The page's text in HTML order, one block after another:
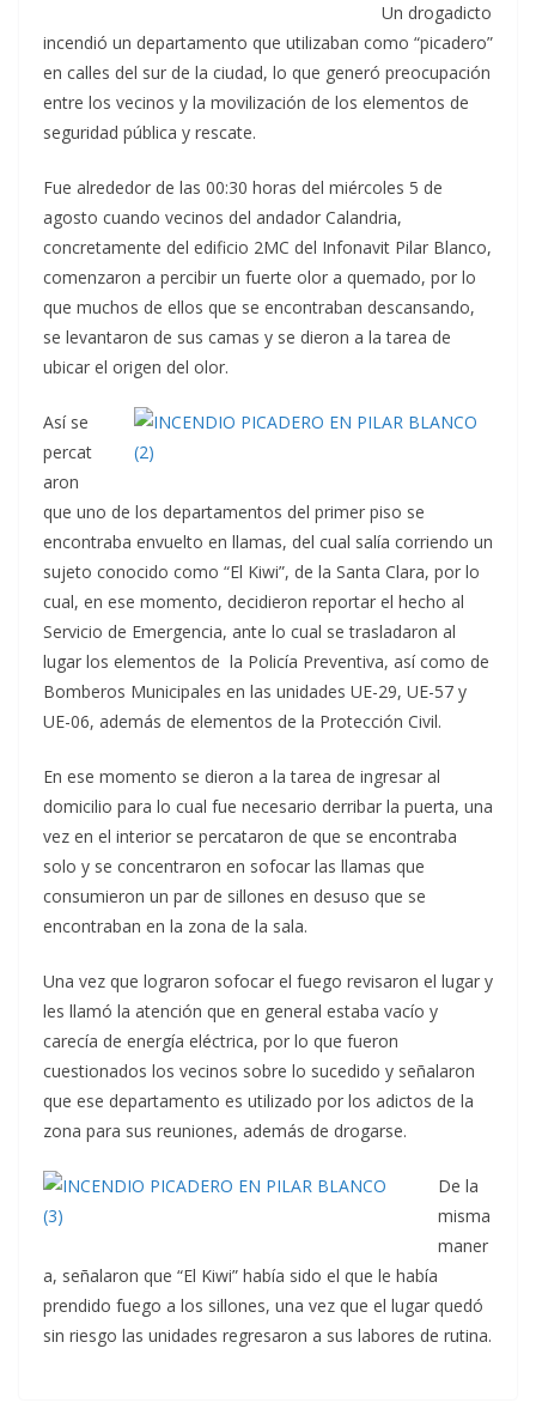
Un drogadicto
incendió un departamento que utilizaban como “picadero”
en calles del sur de la ciudad, lo que generó preocupación
entre los vecinos y la movilización de los elementos de
seguridad pública y rescate.
Fue alrededor de las 00:30 horas del miércoles 5 de
agosto cuando vecinos del andador Calandria,
concretamente del edificio 2MC del Infonavit Pilar Blanco,
comenzaron a percibir un fuerte olor a quemado, por lo
que muchos de ellos que se encontraban descansando,
se levantaron de sus camas y se dieron a la tarea de
ubicar el origen del olor.
Así se
percat
aron
que uno de los departamentos del primer piso se
encontraba envuelto en llamas, del cual salía corriendo un
sujeto conocido como “El Kiwi”, de la Santa Clara, por lo
cual, en ese momento, decidieron reportar el hecho al
Servicio de Emergencia, ante lo cual se trasladaron al
lugar los elementos de la Policía Preventiva, así como de
Bomberos Municipales en las unidades UE-29, UE-57 y
UE-06, además de elementos de la Protección Civil.
En ese momento se dieron a la tarea de ingresar al
domicilio para lo cual fue necesario derribar la puerta, una
vez en el interior se percataron de que se encontraba
solo y se concentraron en sofocar las llamas que
consumieron un par de sillones en desuso que se
encontraban en la zona de la sala.
Una vez que lograron sofocar el fuego revisaron el lugar y
les llamó la atención que en general estaba vacío y
carecía de energía eléctrica, por lo que fueron
cuestionados los vecinos sobre lo sucedido y señalaron
que ese departamento es utilizado por los adictos de la
zona para sus reuniones, además de drogarse.
De la
misma
maner
a, señalaron que “El Kiwi” había sido el que le había
prendido fuego a los sillones, una vez que el lugar quedó
sin riesgo las unidades regresaron a sus labores de rutina.